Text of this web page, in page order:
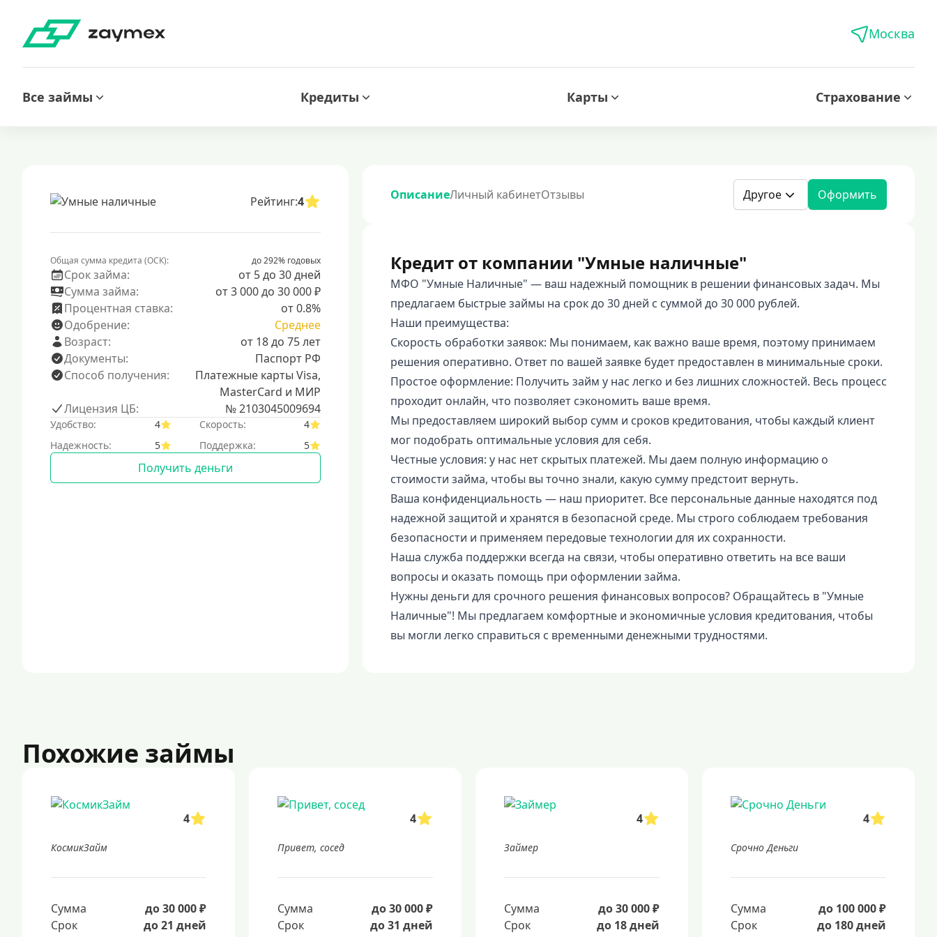
Москва
Все займы Кредиты Карты Страхование
Рейтинг:4
Общая сумма кредита (ОСК): до 292% годовых
Срок займа:
от 5 до 30 дней
Сумма займа:
от 3 000 до 30 000 ₽
Процентная ставка:
от 0.8%
Одобрение:
Среднее
Возраст:
от 18 до 75 лет
Документы:
Паспорт РФ
Способ получения:
Платежные карты Visa,
MasterCard и МИР
Лицензия ЦБ:
№ 2103045009694
Удобство: 4 Скорость:
4
Надежность:
5 Поддержка: 5
Получить деньги
ОписаниеЛичный кабинетОтзывы Другое Оформить
Кредит от компании "Умные наличные"
МФО "Умные Наличные" — ваш надежный помощник в решении финансовых задач. Мы
предлагаем быстрые займы на срок до 30 дней с суммой до 30 000 рублей.
Наши преимущества:
Скорость обработки заявок: Мы понимаем, как важно ваше время, поэтому принимаем
решения оперативно. Ответ по вашей заявке будет предоставлен в минимальные сроки.
Простое оформление: Получить займ у нас легко и без лишних сложностей. Весь процесс
проходит онлайн, что позволяет сэкономить ваше время.
Мы предоставляем широкий выбор сумм и сроков кредитования, чтобы каждый клиент
мог подобрать оптимальные условия для себя.
Честные условия: у нас нет скрытых платежей. Мы даем полную информацию о
стоимости займа, чтобы вы точно знали, какую сумму предстоит вернуть.
Ваша конфиденциальность — наш приоритет. Все персональные данные находятся под
надежной защитой и хранятся в безопасной среде. Мы строго соблюдаем требования
безопасности и применяем передовые технологии для их сохранности.
Наша служба поддержки всегда на связи, чтобы оперативно ответить на все ваши
вопросы и оказать помощь при оформлении займа.
Нужны деньги для срочного решения финансовых вопросов? Обращайтесь в "Умные
Наличные"! Мы предлагаем комфортные и экономичные условия кредитования, чтобы
вы могли легко справиться с временными денежными трудностями.
Похожие займы
4
КосмикЗайм
Сумма
до 30 000 ₽
Срок
до 21 дней
4
Привет, сосед
Сумма
до 30 000 ₽
Срок
до 31 дней
4
Займер
Сумма
до 30 000 ₽
Срок
до 18 дней
4
Срочно Деньги
Сумма
до 100 000 ₽
Срок
до 180 дней